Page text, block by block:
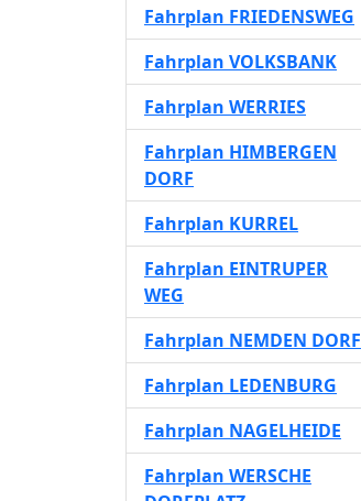
Fahrplan FRIEDENSWEG
Fahrplan VOLKSBANK
Fahrplan WERRIES
Fahrplan HIMBERGEN
DORF
Fahrplan KURREL
Fahrplan EINTRUPER
WEG
Fahrplan NEMDEN DORF
Fahrplan LEDENBURG
Fahrplan NAGELHEIDE
Fahrplan WERSCHE